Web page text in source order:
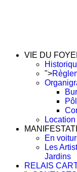
VIE DU
">
En
Les
Jardins
RELAIS